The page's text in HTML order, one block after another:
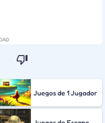
Juegos de 1 Jugador